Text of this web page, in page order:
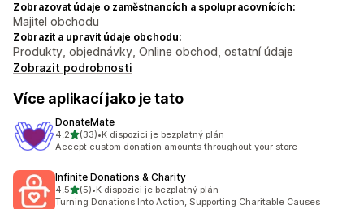
Zobrazovat údaje o zaměstnancích a spolupracovnících:
Majitel obchodu
Zobrazit a upravit údaje obchodu:
Produkty, objednávky, Online obchod, ostatní údaje
Zobrazit podrobnosti
Více aplikací jako je tato
DonateMate
4,2z 5 hvězd
(33)
Celkový počet recenzí: 33
•K dispozici je bezplatný plán
Accept custom donation amounts throughout your store
Infinite Donations & Charity
4,5z 5 hvězd
(5)
Celkový počet recenzí: 5
•K dispozici je bezplatný plán
Turning Donations Into Action, Supporting Charitable Causes